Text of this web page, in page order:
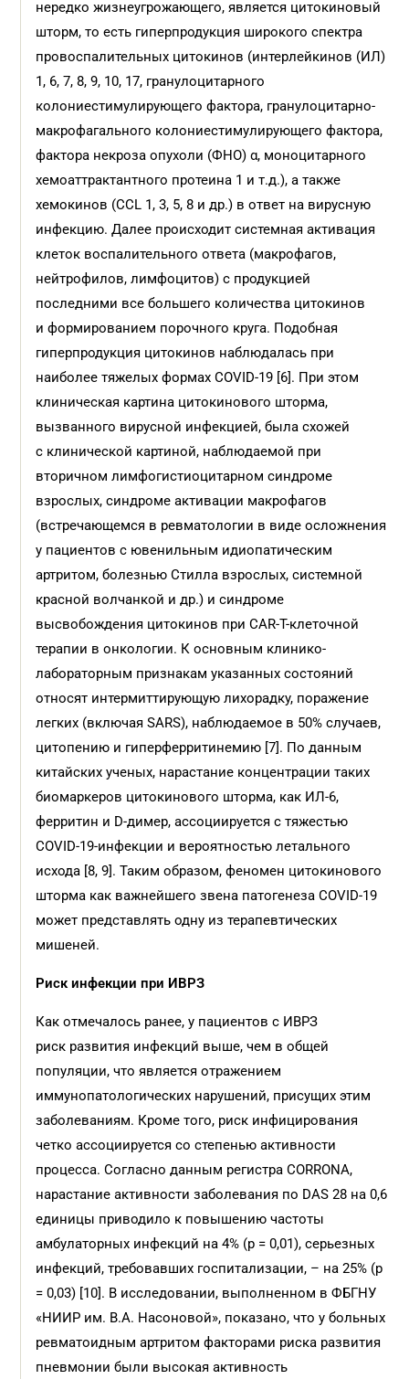
нередко жизнеугрожающего, является цитокиновый
шторм, то есть гиперпродукция широкого спектра
провоспалительных цитокинов (интерлейкинов (ИЛ)
1, 6, 7, 8, 9, 10, 17, гранулоцитарного
колониестимулирующего фактора, гранулоцитарно-
макрофагального колониестимулирующего фактора,
фактора некроза опухоли (ФНО) α, моноцитарного
хемоаттрактантного протеина 1 и т.д.), а также
хемокинов (CCL 1, 3, 5, 8 и др.) в ответ на вирусную
инфекцию. Далее происходит системная активация
клеток воспалительного ответа (макрофагов,
нейтрофилов, лимфоцитов) с продукцией
последними все большего количества цитокинов
и формированием порочного круга. Подобная
гиперпродукция цитокинов наблюдалась при
наиболее тяжелых формах COVID-19 [6]. При этом
клиническая картина цитокинового шторма,
вызванного вирусной инфекцией, была схожей
с клинической картиной, наблюдаемой при
вторичном лимфогистиоцитарном синдроме
взрослых, синдроме активации макрофагов
(встречающемся в ревматологии в виде осложнения
у пациентов с ювенильным идиопатическим
артритом, болезнью Стилла взрослых, системной
красной волчанкой и др.) и синдроме
высвобождения цитокинов при CAR-Т-клеточной
терапии в онкологии. К основным клинико-
лабораторным признакам указанных состояний
относят интермиттирующую лихорадку, поражение
легких (включая SARS), наблюдаемое в 50% случаев,
цитопению и гиперферритинемию [7]. По данным
китайских ученых, нарастание концентрации таких
биомаркеров цитокинового шторма, как ИЛ-6,
ферритин и D-димер, ассоциируется с тяжестью
COVID-19-инфекции и вероятностью летального
исхода [8, 9]. Таким образом, феномен цитокинового
шторма как важнейшего звена патогенеза COVID-19
может представлять одну из терапевтических
мишеней.
Риск инфекции при ИВРЗ
Как отмечалось ранее, у пациентов с ИВРЗ
риск развития инфекций выше, чем в общей
популяции, что является отражением
иммунопатологических нарушений, присущих этим
заболеваниям. Кроме того, риск инфицирования
четко ассоциируется со степенью активности
процесса. Согласно данным регистра CORRONA,
нарастание активности заболевания по DAS 28 на 0,6
единицы приводило к повышению частоты
амбулаторных инфекций на 4% (р = 0,01), серьезных
инфекций, требовавших госпитализации, – на 25% (р
= 0,03) [10]. В исследовании, выполненном в ФБГНУ
«НИИР им. В.А. Насоновой», показано, что у больных
ревматоидным артритом факторами риска развития
пневмонии были высокая активность